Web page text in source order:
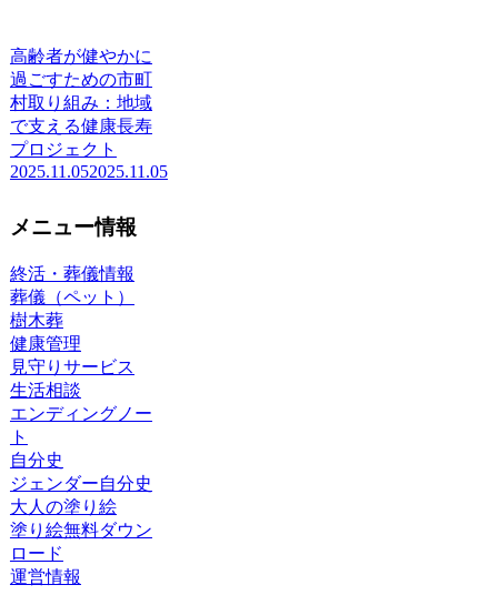
高齢者が健やかに
過ごすための市町
村取り組み：地域
で支える健康長寿
プロジェクト
2025.11.052025.11.05
メニュー情報
終活・葬儀情報
葬儀（ペット）
樹木葬
健康管理
見守りサービス
生活相談
エンディングノー
ト
自分史
ジェンダー自分史
大人の塗り絵
塗り絵無料ダウン
ロード
運営情報